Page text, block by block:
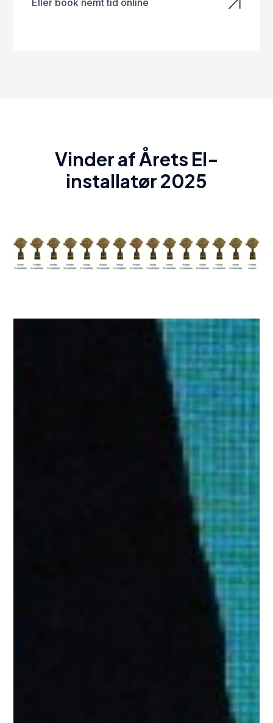
Eller book nemt tid online
Vinder af Årets El-
installatør 2025